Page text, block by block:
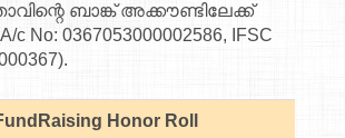
ബാങ്ക് അക്കൗണ്ടിലേക്ക്
No: 0367053000002586, IFSC
Honor Roll